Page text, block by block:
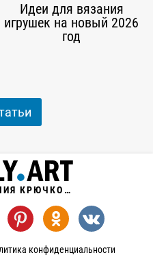
Идеи для вязания
игрушек на новый 2026
год
СХЕМЫ ВЯЗАНИЯ КРЮЧКОМ
конфиденциальности